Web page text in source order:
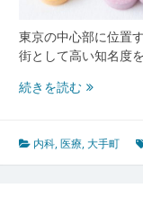
ニ
ッ
ク
の
東京の中心部に位置
街として高い知名度
続きを読む大
に
み
内科,医療,大手町